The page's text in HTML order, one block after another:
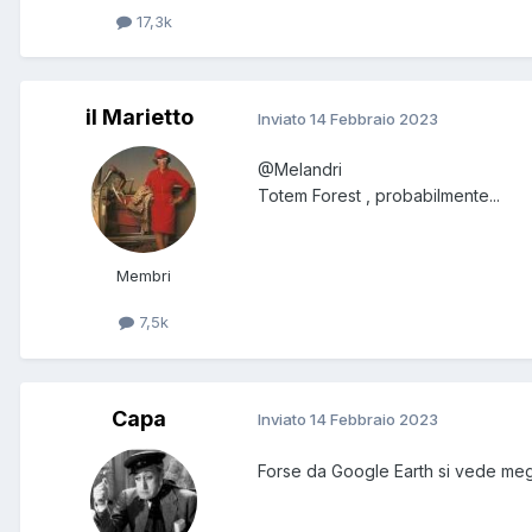
17,3k
il Marietto
Membri
7,5k
Inviato 14 Febbraio 2023
@Melandri
Totem Forest , probabilmente...
Capa Inviato 14 Febbraio 2023
Forse da Google Earth si vede